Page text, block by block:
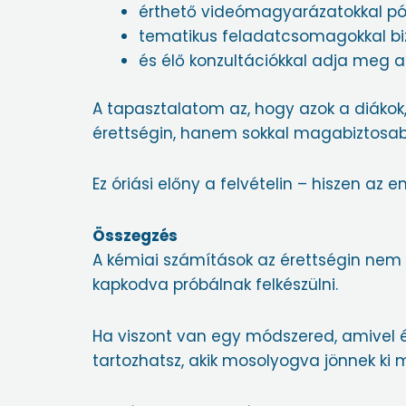
érthető videómagyarázatokkal
tematikus feladatcsomagokkal
és élő konzultációkkal adja meg
A tapasztalatom az, hogy azok a
érettségin, hanem sokkal
Ez óriási előny a felvételin – hiszen az
Összegzés
A kémiai számítások az érettségin
kapkodva próbálnak felkészülni.
Ha viszont van egy módszered, amivel
tartozhatsz, akik mosolyogva jönnek ki